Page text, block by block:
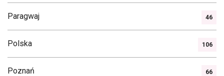
Paragwaj 46
Polska 106
Poznań 66